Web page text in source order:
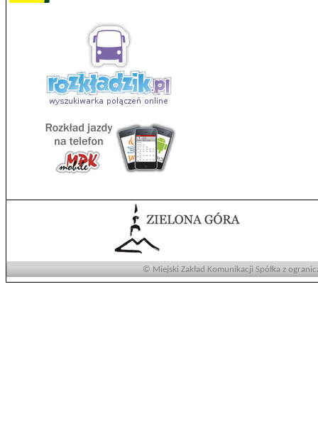
© Miejski Zakład Komunikacji Spółka z